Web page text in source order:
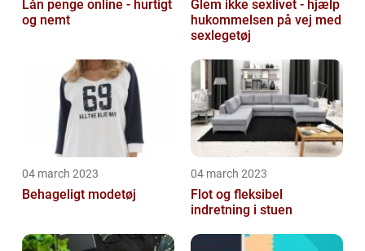
Lån penge online - hurtigt
og nemt
Glem ikke sexlivet - hjælp
hukommelsen på vej med
sexlegetøj
04 march 2023
Behageligt modetøj
04 march 2023
Flot og fleksibel
indretning i stuen